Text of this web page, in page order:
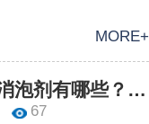
MORE+
污水处理消泡剂有哪些？作用与选型一次讲透
67